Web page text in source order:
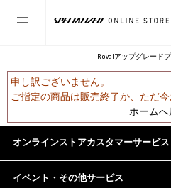
Rovalアップグレード
申し訳ございません。
ご指定の商品は販売終了か、ただ
ホームへ
オンラインストアカスタマーサービス
イベント・その他サービス